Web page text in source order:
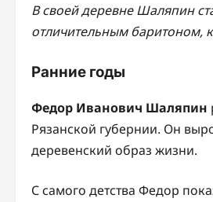
В своей деревне Шаляпин
отличительным баритоном,
Ранние годы
Федор Иванович Шаляпин
Рязанской губернии. Он
деревенский образ жизни.
С самого детства Федор